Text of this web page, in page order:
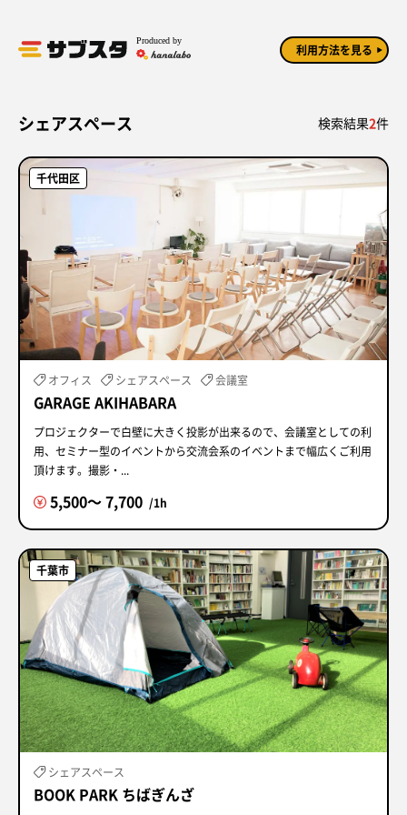
Produced by
利用方法を見る
シェアスペース 検索結果2件
千代田区
オフィス シェアスペース 会議室
GARAGE AKIHABARA
プロジェクターで白壁に大きく投影が出来るので、会議室としての利
用、セミナー型のイベントから交流会系のイベントまで幅広くご利用
頂けます。撮影・...
5,500〜 7,700 /1h
千葉市
シェアスペース
BOOK PARK ちばぎんざ